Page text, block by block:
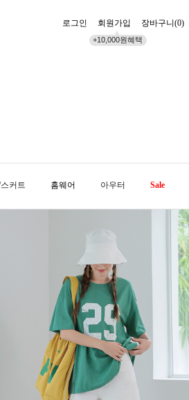
로그인 회원가입
+10,000원혜택
장바구니(0)
커트 홈웨어 아우터 Sale